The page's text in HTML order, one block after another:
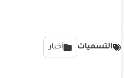
التسميات أخبار